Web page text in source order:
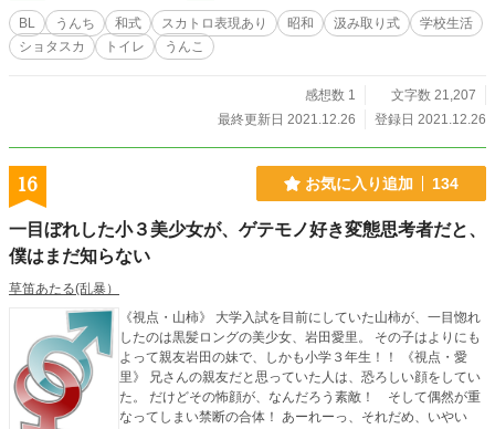
BL うんち 和式 スカトロ表現あり 昭和 汲み取り式
学校生活
ショタスカ
トイレ うんこ
感想数 1
文字数 21,207
最終更新日 2021.12.26
登録日 2021.12.26
16 お気に入り追加 134
一目ぼれした小３美少女が、ゲテモノ好き変態思考者だと、
僕はまだ知らない
草笛あたる(乱暴）
《視点・山柿》 大学入試を目前にしていた山柿が、一目惚れ
したのは黒髪ロングの美少女、岩田愛里。 その子はよりにも
よって親友岩田の妹で、しかも小学３年生！！ 《視点・愛
里》 兄さんの親友だと思っていた人は、恐ろしい顔をしてい
た。 だけどその怖顔が、なんだろう素敵！ そして偶然が重
なってしまい禁断の合体！ あーれーっ、それだめ、いやい